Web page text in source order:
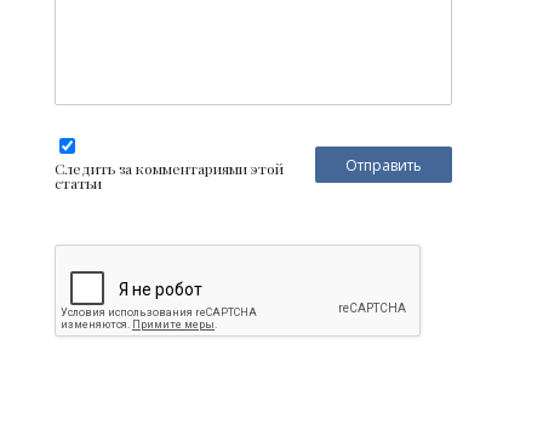
Следить за комментариями этой
статьи